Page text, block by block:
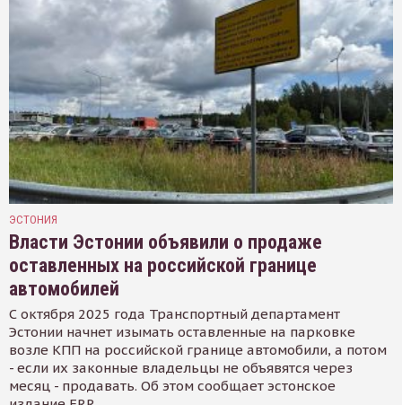
ЭСТОНИЯ
Власти Эстонии объявили о продаже
оставленных на российской границе
автомобилей
С октября 2025 года Транспортный департамент
Эстонии начнет изымать оставленные на парковке
возле КПП на российской границе автомобили, а потом
- если их законные владельцы не объявятся через
месяц - продавать. Об этом сообщает эстонское